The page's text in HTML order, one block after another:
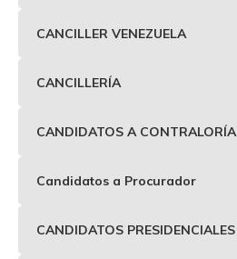
CANCILLER VENEZUELA
CANCILLERÍA
CANDIDATOS A CONTRALORÍA
Candidatos a Procurador
CANDIDATOS PRESIDENCIALES